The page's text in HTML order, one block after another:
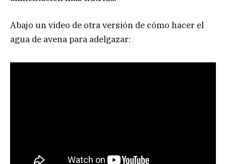
Abajo un video de otra versión de cómo hacer el
agua de avena para adelgazar: